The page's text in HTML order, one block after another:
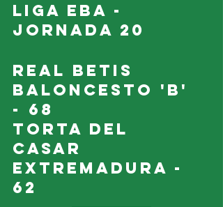
LIGA EBA -
JORNADA 20
Real Betis
Baloncesto 'B'
- 68
Torta del
Casar
Extremadura -
62